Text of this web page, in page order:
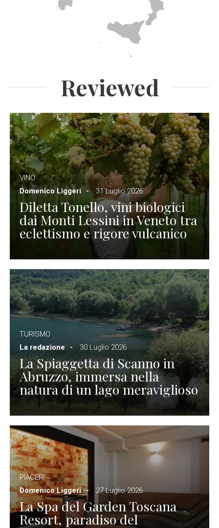
Reviewed
VINO
Domenico Liggeri
31 Luglio 2026
Diletta Tonello, vini biologici
dai Monti Lessini in Veneto tra
eclettismo e rigore vulcanico
TURISMO
La redazione
30 Luglio 2026
La Spiaggetta di Scanno in
Abruzzo, immersa nella
natura di un lago meraviglioso
PIACERI
Domenico Liggeri
27 Luglio 2026
La Spa del Garden Toscana
Resort, paradiso del